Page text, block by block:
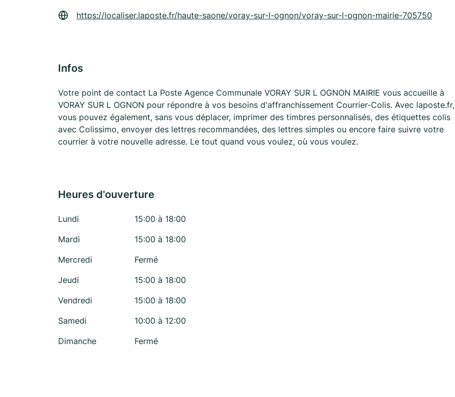
https://localiser.laposte.fr/haute-saone/voray-sur-l-ognon/voray-sur-l-ognon-mairie-705750
Infos
Votre point de contact La Poste Agence Communale VORAY SUR L OGNON MAIRIE vous accueille à
VORAY SUR L OGNON pour répondre à vos besoins d'affranchissement Courrier-Colis. Avec laposte.fr,
vous pouvez également, sans vous déplacer, imprimer des timbres personnalisés, des étiquettes colis
avec Colissimo, envoyer des lettres recommandées, des lettres simples ou encore faire suivre votre
courrier à votre nouvelle adresse. Le tout quand vous voulez, où vous voulez.
Heures d'ouverture
Lundi
15:00 à 18:00
Mardi
15:00 à 18:00
Mercredi
Fermé
Jeudi
15:00 à 18:00
Vendredi
15:00 à 18:00
Samedi
10:00 à 12:00
Dimanche
Fermé